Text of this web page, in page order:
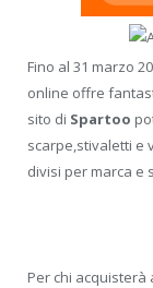
Fino al 31 marzo
online offre
sito di Spartoo
scarpe,stivaletti e
divisi per marca e
Per chi